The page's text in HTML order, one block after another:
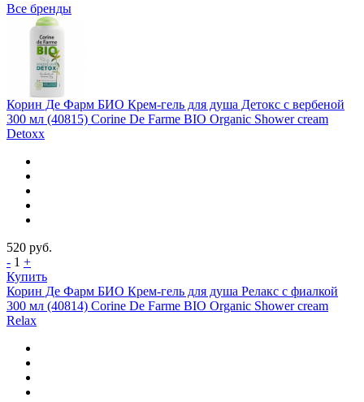
Все бренды
Корин Де Фарм БИО Крем-гель для душа Детокс с вербеной
300 мл (40815) Corine De Farme BIO Organic Shower cream
Detoxx
520 руб.
- 1 +
Купить
Корин Де Фарм БИО Крем-гель для душа Релакс с фиалкой
300 мл (40814) Corine De Farme BIO Organic Shower cream
Relax